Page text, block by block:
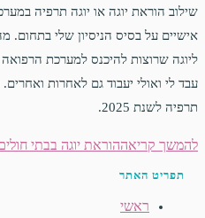
שילוב הוראת יוגה או יוגה תרפיה
אישיים על בסיס הניסיון שלי בתחום.
ליוגה שרוצות להיכנס למערכת
עבד לי ואולי יעבוד גם לאחרות
תרפיה לשנת 2025.
להמשך קריאההוראת יוגה בבתי
תפריט האתר
ראשי